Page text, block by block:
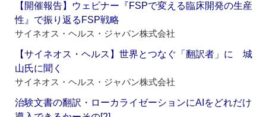
【開催報告】ウェビナー『FSPで変える臨床開発の生産
性』で振り返るFSP戦略
サイネオス・ヘルス・ジャパン株式会社
【サイネオス・ヘルス】世界とつなぐ「翻訳者」に 城
山氏に聞く
サイネオス・ヘルス・ジャパン株式会社
治験文書の翻訳・ローカライゼーションにAIをどれだけ